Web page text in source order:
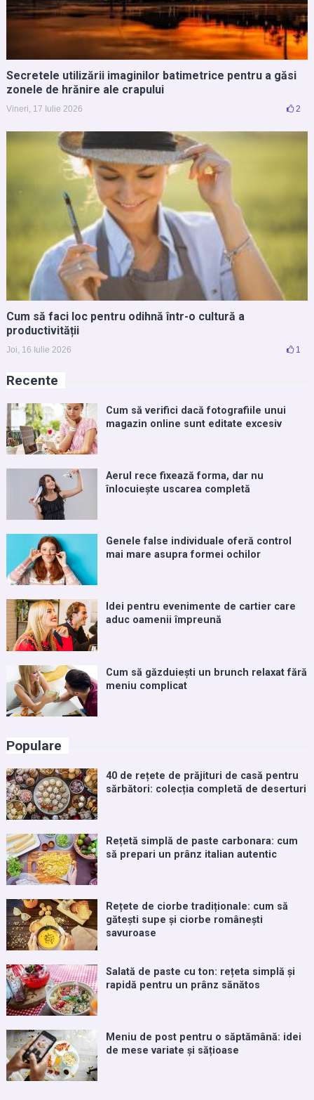
Secretele utilizării imaginilor batimetrice pentru a găsi
zonele de hrănire ale crapului
Vineri, 17 Iulie 2026 2
Cum să faci loc pentru odihnă într-o cultură a
productivității
Joi, 16 Iulie 2026 1
Recente
Cum să verifici dacă fotografiile unui
magazin online sunt editate excesiv
Aerul rece fixează forma, dar nu
înlocuiește uscarea completă
Genele false individuale oferă control
mai mare asupra formei ochilor
Idei pentru evenimente de cartier care
aduc oamenii împreună
Cum să găzduiești un brunch relaxat fără
meniu complicat
Populare
40 de rețete de prăjituri de casă pentru
sărbători: colecția completă de deserturi
Rețetă simplă de paste carbonara: cum
să prepari un prânz italian autentic
Rețete de ciorbe tradiționale: cum să
gătești supe și ciorbe românești
savuroase
Salată de paste cu ton: rețeta simplă și
rapidă pentru un prânz sănătos
Meniu de post pentru o săptămână: idei
de mese variate și sățioase